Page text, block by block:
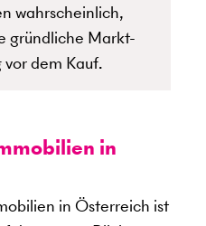
wahrscheinlich,
gründliche Markt-
dem Kauf.
in
in Österreich ist